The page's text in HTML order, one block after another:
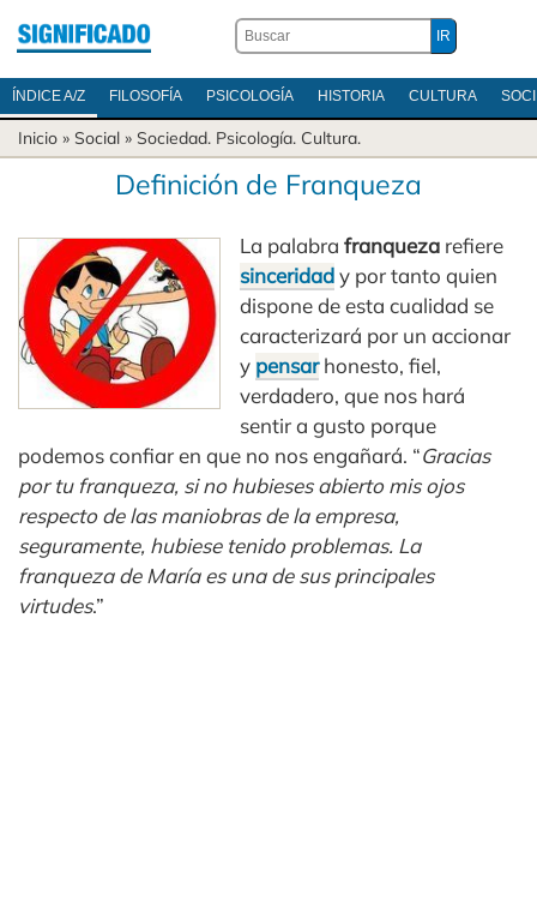
ÍNDICE A/Z FILOSOFÍA PSICOLOGÍA HISTORIA CULTURA
Inicio » Social » Sociedad. Psicología. Cultura.
Definición de Franqueza
La palabrafranqueza refiere
sinceridady por tanto quien
dispone de esta cualidad se
caracterizará por un accionar
y pensarhonesto, fiel,
verdadero, que nos hará
sentir a gusto porque
podemos confiar en que no nos engañará. “Gracias
por tu franqueza, si no hubieses abierto mis ojos
respecto de las maniobras de la empresa,
seguramente, hubiese tenido problemas. La
franqueza de María es una de sus principales
virtudes.”